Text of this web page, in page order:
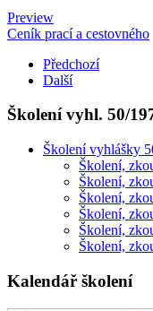
Preview
Ceník prací a cestovného
Předchozí
Další
Školení vyhl. 50/
Školení vyhlášky
Školení,
Školení,
Školení,
Školení,
Školení,
Školení,
Kalendář školení